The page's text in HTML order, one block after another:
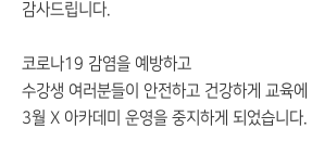
감사드립니다.
코로나19 감염을 예방하고
수강생 여러분들이 안전하고 건강하게 교육
3월 X 아카데미 운영을 중지하게 되었습니다.